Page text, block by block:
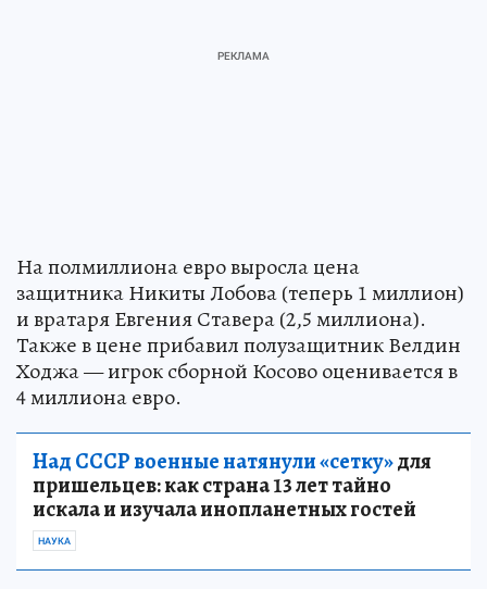
На полмиллиона евро выросла цена
защитника Никиты Лобова (теперь 1 миллион)
и вратаря Евгения Ставера (2,5 миллиона).
Также в цене прибавил полузащитник Велдин
Ходжа — игрок сборной Косово оценивается в
4 миллиона евро.
Над СССР военные натянули «сетку»для
пришельцев: как страна 13 лет тайно
искала и изучала инопланетных гостей
НАУКА